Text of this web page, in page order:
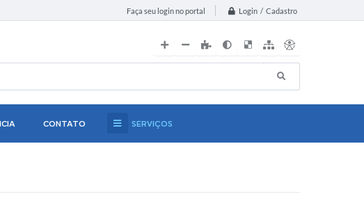
Faça seu login no portal Login / Cadastro
CONTATO SERVIÇOS